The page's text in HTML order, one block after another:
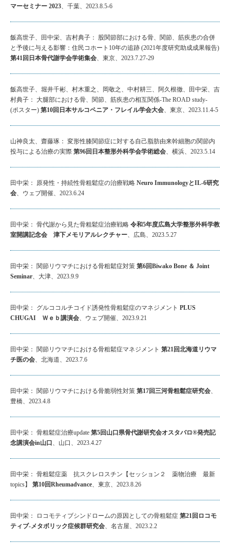
マーセミナー 2023、千葉、2023.8.5-6
飯高世子、田中栄、吉村典子： 股関節部における骨、関節、筋疾患の合併
と予後に与える影響：住民コホート10年の追跡 (2021年度研究助成成果報告)
第41回日本骨代謝学会学術集会、東京、2023.7.27-29
飯高世子、堀井千彬、村木重之、岡敬之、中村耕三、阿久根徹、田中栄、吉
村典子： 大腿部における骨、関節、筋疾患の相互関係-The ROAD study-
(ポスター) 第10回日本サルコペニア・フレイル学会大会、東京、2023.11.4-5
山神良太、齋藤琢： 変形性膝関節症に対する自己脂肪由来幹細胞の関節内
投与による治療の実際 第96回日本整形外科学会学術総会、横浜、2023.5.14
田中栄： 原発性・持続性骨粗鬆症の治療戦略 Neuro ImmunologyとIL-6研究
会、ウェブ開催、2023.6.24
田中栄： 骨代謝から見た骨粗鬆症治療戦略 令和5年度広島大学整形外科学教
室開講記念会 津下メモリアルレクチャー、広島、2023.5.27
田中栄： 関節リウマチにおける骨粗鬆症対策 第6回Biwako Bone ＆ Joint
Seminar、大津、2023.9.9
田中栄： グルココルチコイド誘発性骨粗鬆症のマネジメント PLUS
CHUGAI Ｗｅｂ講演会、ウェブ開催、2023.9.21
田中栄： 関節リウマチにおける骨粗鬆症マネジメント 第21回北海道リウマ
チ医の会、北海道、2023.7.6
田中栄： 関節リウマチにおける骨脆弱性対策 第17回三河骨粗鬆症研究会、
豊橋、2023.4.8
田中栄： 骨粗鬆症治療update 第5回山口県骨代謝研究会オスタバロ®発売記
念講演会in山口、山口、2023.4.27
田中栄： 骨粗鬆症薬 抗スクレロスチン【セッション２ 薬物治療 最新
topics】 第10回Rheumadvance、東京、2023.8.26
田中栄： ロコモティブシンドロームの原因としての骨粗鬆症 第21回ロコモ
ティブ-メタボリック症候群研究会、名古屋、2023.2.2